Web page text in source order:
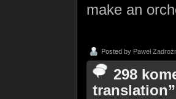
make an
Posted by Paweł
298
translation”